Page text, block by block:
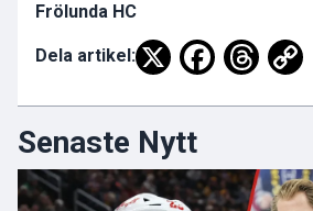
Frölunda HC
Dela artikel:
Senaste Nytt